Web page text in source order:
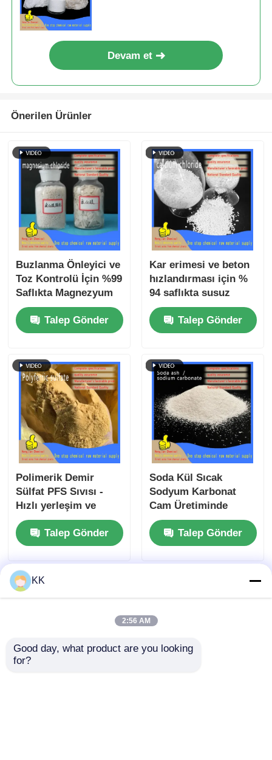
Devam et
Önerilen Ürünler
Buzlanma Önleyici ve
Toz Kontrolü İçin %99
Saflıkta Magnezyum
Klorür Hekzahidrat
MgCl₂·6H₂OTalep Gönder
Kar erimesi ve beton
hızlandırması için %
94 saflıkta susuz
kalsiyum klorür
Talep Gönder
Polimerik Demir
Sülfat PFS Sıvısı -
Hızlı yerleşim ve
geniş pH
uyarlanabilirliği ile
yüksek verimli
flocculant su arıtma
Talep Gönder
Soda Kül Sıcak
Sodyum Karbonat
Cam Üretiminde
Yüksek Toplu
yoğunluk ve Düşük
Toz İçeriği ile %99,2
Saflık
Talep Gönder
KK
2:56 AM
Good day, what product are you looking
for?